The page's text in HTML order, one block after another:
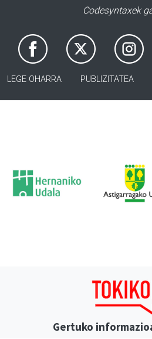
Codesyntaxek
LEGE OHARRA PUBLIZITATEA
Gertuko